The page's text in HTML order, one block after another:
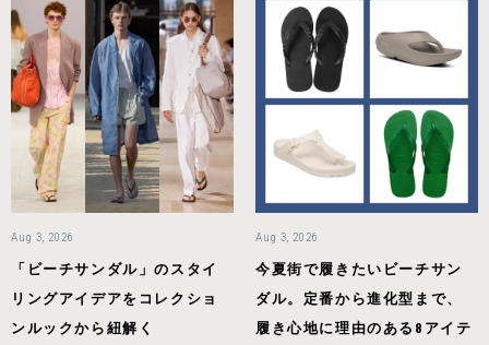
Aug 3, 2026
「ビーチサンダル」のスタイ
リングアイデアをコレクショ
ンルックから紐解く
Aug 3, 2026
今夏街で履きたいビーチサン
ダル。定番から進化型まで、
履き心地に理由のある8アイテ